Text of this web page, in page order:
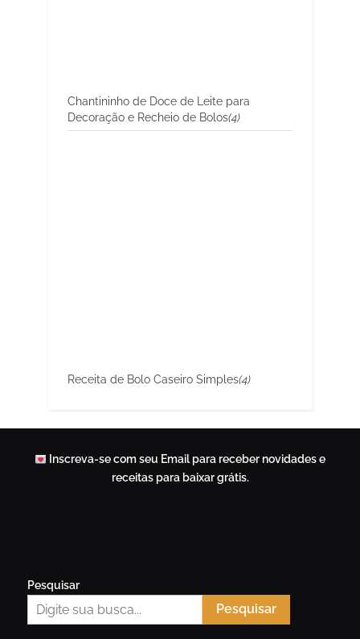
Chantininho de Doce de Leite para
Decoração e Recheio de Bolos(4)
Receita de Bolo Caseiro Simples(4)
Inscreva-se com seu Email para receber novidades e
receitas para baixar grátis.
Pesquisar
Pesquisar